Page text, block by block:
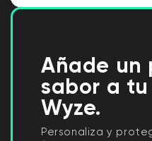
Añade un
sabor a
Wyze.
Personaliza y